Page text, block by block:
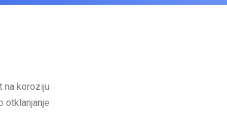
na koroziju
otklanjanje